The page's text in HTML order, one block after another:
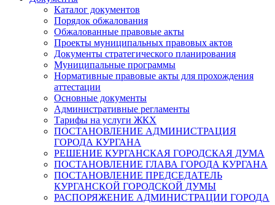
Каталог документов
Порядок обжалования
Обжалованные правовые акты
Проекты муниципальных правовых актов
Документы стратегического планирования
Муниципальные программы
Нормативные правовые акты для прохождения
аттестации
Основные документы
Административные регламенты
Тарифы на услуги ЖКХ
ПОСТАНОВЛЕНИЕ АДМИНИСТРАЦИЯ
ГОРОДА КУРГАНА
РЕШЕНИЕ КУРГАНСКАЯ ГОРОДСКАЯ ДУМА
ПОСТАНОВЛЕНИЕ ГЛАВА ГОРОДА КУРГАНА
ПОСТАНОВЛЕНИЕ ПРЕДСЕДАТЕЛЬ
КУРГАНСКОЙ ГОРОДСКОЙ ДУМЫ
РАСПОРЯЖЕНИЕ АДМИНИСТРАЦИИ ГОРОДА